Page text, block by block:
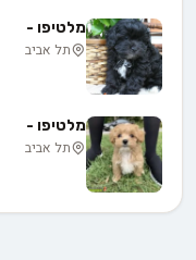
מלטיפו -
תל אביב
מלטיפו -
תל אביב